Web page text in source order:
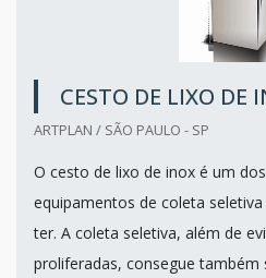
CESTO DE LIXO DE
ARTPLAN / SÃO PAULO - SP
O cesto de lixo de inox é um
equipamentos de coleta
ter. A coleta seletiva, além de
proliferadas, consegue também